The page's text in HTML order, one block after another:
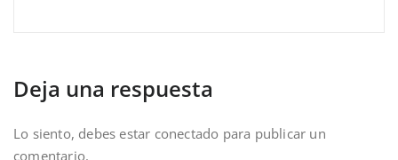
Deja una respuesta
Lo siento, debes estar conectado para publicar un
comentario.